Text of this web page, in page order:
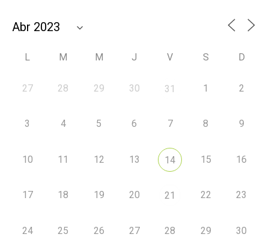
L M M J V S D
27 28 29 30 31 1 2
3 4 5 6 7 8 9
10 11 12 13 14 15 16
17 18 19 20 21 22 23
24 25 26 27 28 29 30